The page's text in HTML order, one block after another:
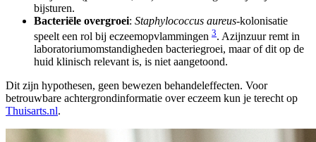
bijsturen.
Bacteriële overgroei: Staphylococcus aureus-kolonisatie
speelt een rol bij eczeemopvlammingen 3. Azijnzuur remt in
laboratoriumomstandigheden bacteriegroei, maar of dit op de
huid klinisch relevant is, is niet aangetoond.
Dit zijn hypothesen, geen bewezen behandeleffecten. Voor
betrouwbare achtergrondinformatie over eczeem kun je terecht op
Thuisarts.nl.